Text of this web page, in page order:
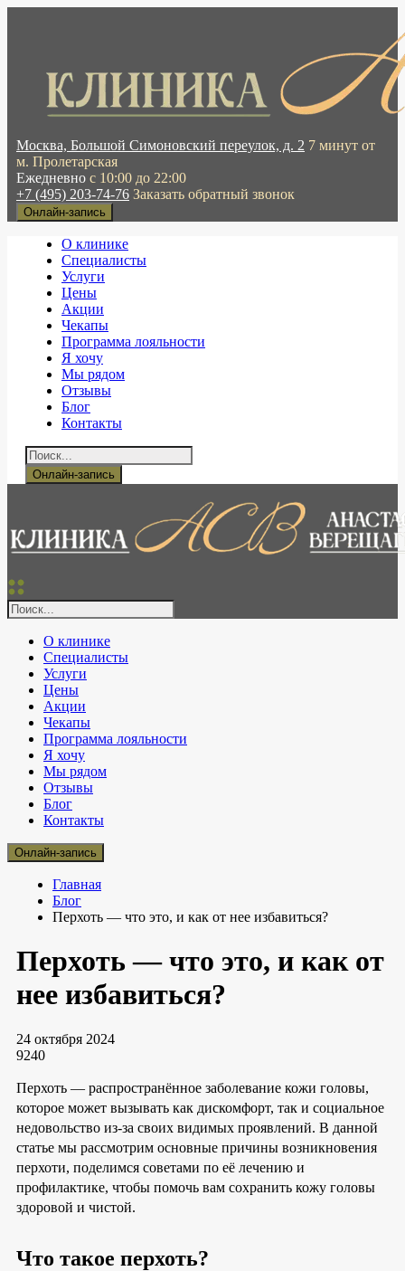
Москва, Большой Симоновский переулок, д. 2 7 минут от
м. Пролетарская
Ежедневно с 10:00 до 22:00
+7 (495) 203-74-76 Заказать обратный звонок
Онлайн-запись
О клинике
Специалисты
Услуги
Цены
Акции
Чекапы
Программа лояльности
Я хочу
Мы рядом
Отзывы
Блог
Контакты
Онлайн-запись
О клинике
Специалисты
Услуги
Цены
Акции
Чекапы
Программа лояльности
Я хочу
Мы рядом
Отзывы
Блог
Контакты
Онлайн-запись
Главная
Блог
Перхоть — что это, и как от нее избавиться?
Перхоть — что это, и как от
нее избавиться?
24 октября 2024
9240
Перхоть — распространённое заболевание кожи головы,
которое может вызывать как дискомфорт, так и социальное
недовольство из-за своих видимых проявлений. В данной
статье мы рассмотрим основные причины возникновения
перхоти, поделимся советами по её лечению и
профилактике, чтобы помочь вам сохранить кожу головы
здоровой и чистой.
Что такое перхоть?